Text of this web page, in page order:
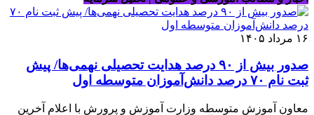
۱۶ مرداد ۱۴۰۵
صدور بیش از ۹۰ درصد هدایت تحصیلی نهمی‌ها/ پیش
ثبت نام ۷۰ درصد دانش‌آموزان متوسطه اول
معاون آموزش متوسطه وزارت آموزش و پرورش با اعلام آخرین